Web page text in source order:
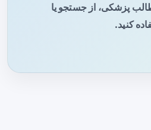
پزشکی، از جستجو یا
کنید.